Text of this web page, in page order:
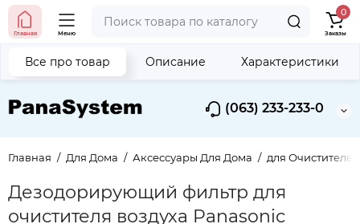
(063) 233-233-0
Главная Меню
0
Заказы
Главная Для Дома Аксессуары Для Дома для Очистителей
Дезодорирующий фильтр для
очистителя воздуха Panasonic
Все про товар Описание Характеристики